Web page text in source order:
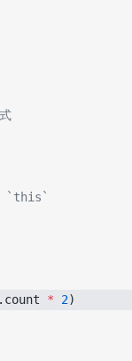
`this`
.count * 2)